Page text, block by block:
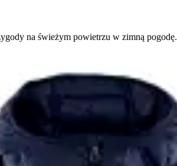
na świeżym powietrzu w zimną pogodę.